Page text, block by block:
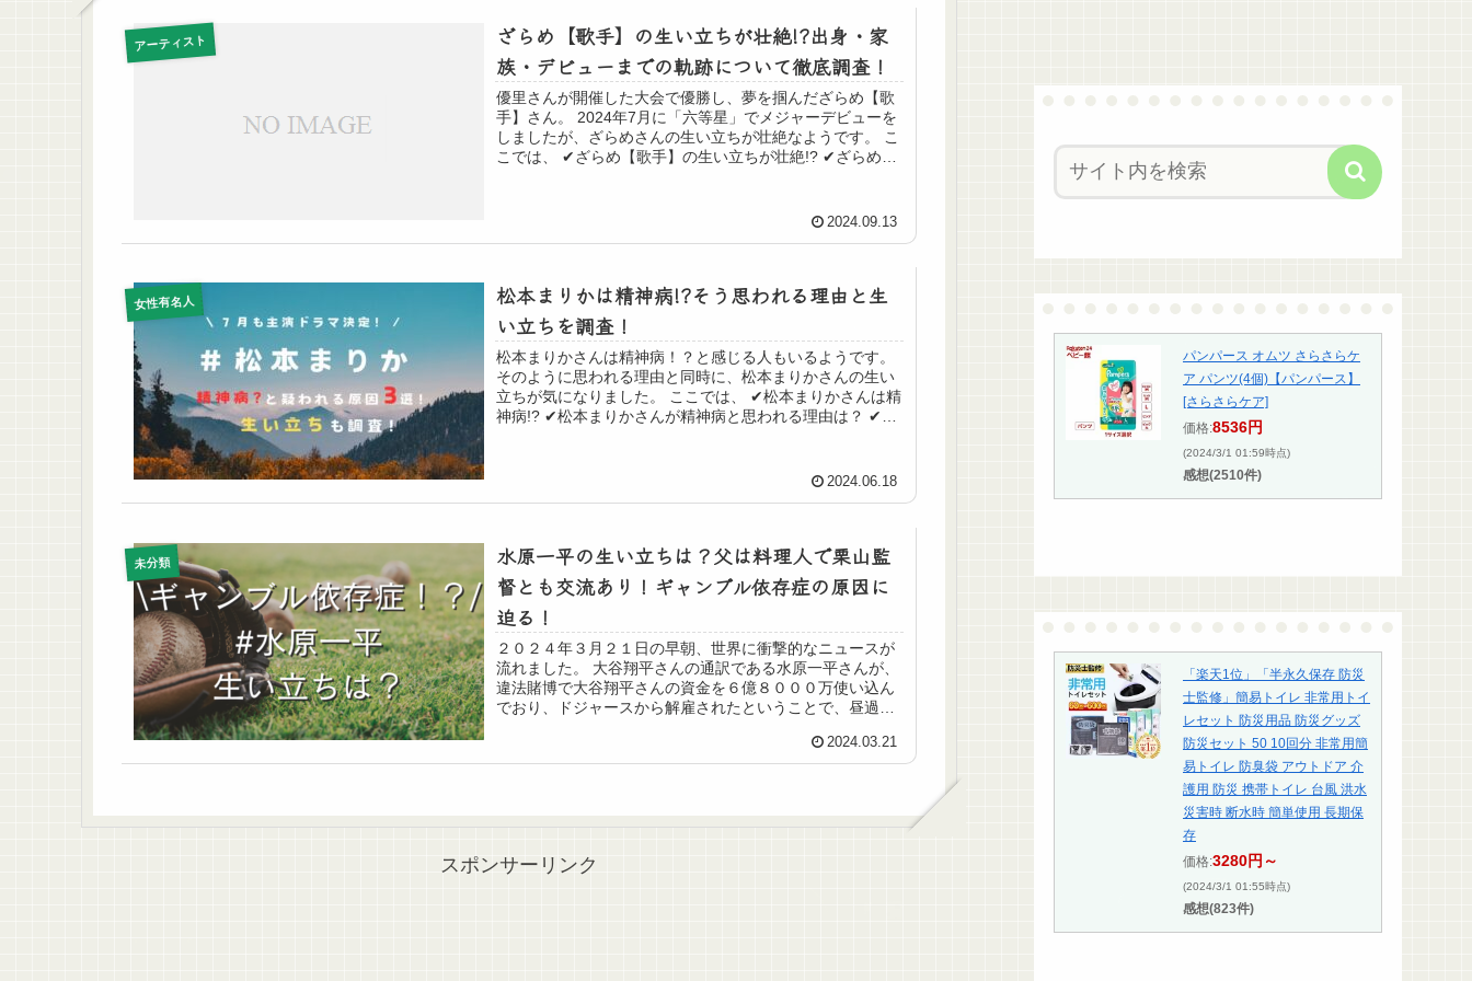
アーティスト
ざらめ【歌手】の生い立ちが壮絶!?出身・家
族・デビューまでの軌跡について徹底調査！
優里さんが開催した大会で優勝し、夢を掴んだざらめ【歌
手】さん。 2024年7月に「六等星」でメジャーデビューを
しましたが、ざらめさんの生い立ちが壮絶なようです。 こ
こでは、 ✔︎ざらめ【歌手】の生い立ちが壮絶!? ✔︎ざらめの
2024.09.13
女性有名人
松本まりかは精神病!?そう思われる理由と生
い立ちを調査！
松本まりかさんは精神病！？と感じる人もいるようです。
そのように思われる理由と同時に、松本まりかさんの生い
立ちが気になりました。 ここでは、 ✔︎松本まりかさんは精
神病!? ✔︎松本まりかさんが精神病と思われる理由は？ ✔︎松
2024.06.18
未分類
水原一平の生い立ちは？父は料理人で栗山監
督とも交流あり！ギャンブル依存症の原因に
迫る！
２０２４年３月２１日の早朝、世界に衝撃的なニュースが
流れました。 大谷翔平さんの通訳である水原一平さんが、
違法賭博で大谷翔平さんの資金を６億８０００万使い込ん
でおり、ドジャースから解雇されたということで、昼過ぎ
2024.03.21
スポンサーリンク
パンパース オムツ さらさらケ
ア パンツ(4個)【パンパース】
[さらさらケア]
価格:8536円
(2024/3/1 01:59時点)
感想(2510件)
「楽天1位」「半永久保存 防災
士監修」簡易トイレ 非常用トイ
レセット 防災用品 防災グッズ
防災セット 50 10回分 非常用簡
易トイレ 防臭袋 アウトドア 介
護用 防災 携帯トイレ 台風 洪水
災害時 断水時 簡単使用 長期保
存
価格:3280円～
(2024/3/1 01:55時点)
感想(823件)